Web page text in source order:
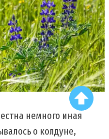
немного иная
о колдуне,